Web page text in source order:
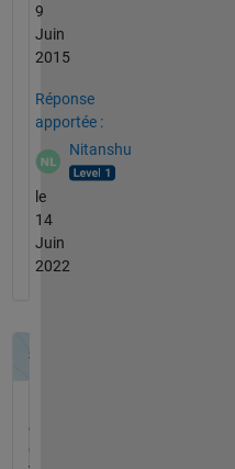
9
Juin
2015
Réponse
apportée :
Nitanshu
le
14
Juin
2022